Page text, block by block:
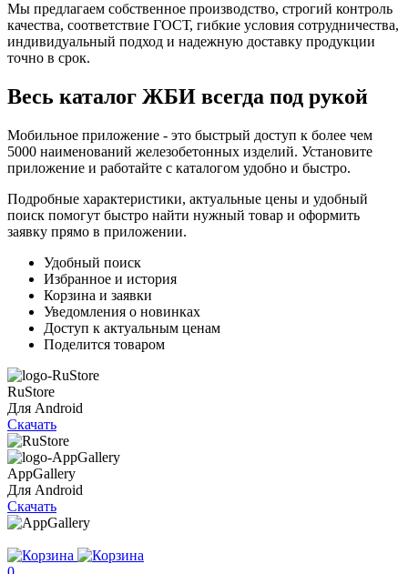
Мы предлагаем собственное производство, строгий контроль
качества, соответствие ГОСТ, гибкие условия сотрудничества,
индивидуальный подход и надежную доставку продукции
точно в срок.
Весь каталог ЖБИ всегда под рукой
Мобильное приложение - это быстрый доступ к более чем
5000 наименований железобетонных изделий. Установите
приложение и работайте с каталогом удобно и быстро.
Подробные характеристики, актуальные цены и удобный
поиск помогут быстро найти нужный товар и оформить
заявку прямо в приложении.
Удобный поиск
Избранное и история
Корзина и заявки
Уведомления о новинках
Доступ к актуальным ценам
Поделится товаром
RuStore
Для Android
Скачать
AppGallery
Для Android
Скачать